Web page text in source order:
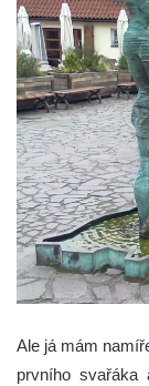
Ale já mám
prvního svařáka